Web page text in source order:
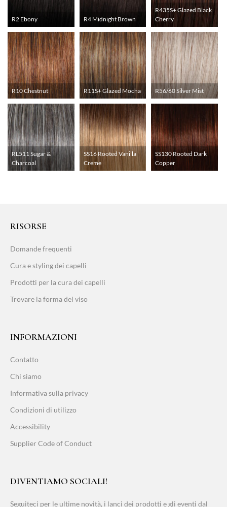
R2 Ebony R4 Midnight Brown
R435S+ Glazed Black
Cherry
R10 Chestnut R11S+ Glazed Mocha R56/60 Silver Mist
RL511 Sugar &
Charcoal
SS16 Rooted Vanilla
Creme
SS130 Rooted Dark
Copper
RISORSE
Domande frequenti
Cura e styling dei capelli
Prodotti per la cura dei capelli
Trovare la forma del viso
INFORMAZIONI
Contatto
Chi siamo
Informativa sulla privacy
Condizioni di utilizzo
Accessibility
Supplier Code of Conduct
DIVENTIAMO SOCIALI!
Seguiteci per le ultime novità, i lanci dei prodotti e gli eventi dal